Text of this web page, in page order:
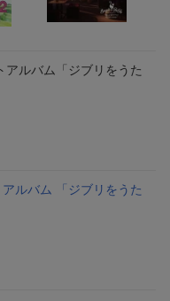
アルバム「ジブリをうた
ルバム 「ジブリをうた